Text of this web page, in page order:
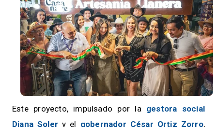
Este proyecto, impulsado por la gestora social
Diana Soler y el gobernador César Ortiz Zorro,